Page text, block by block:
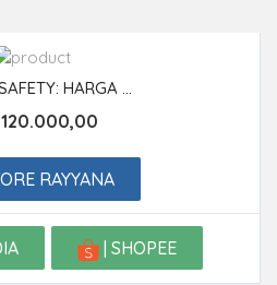
HARGA ...
120.000,00
RAYYANA
| SHOPEE